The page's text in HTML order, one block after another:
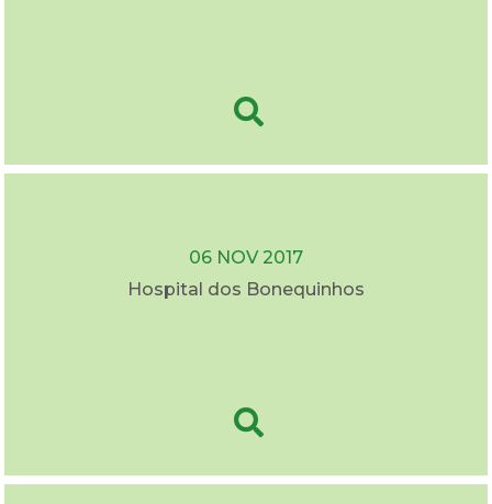
06 NOV 2017
Hospital dos Bonequinhos